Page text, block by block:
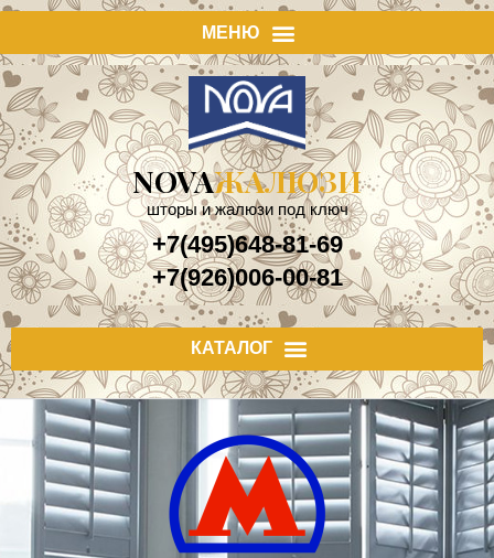
NOVAЖАЛЮЗИ
шторы и жалюзи под ключ
+7(495)648-81-69
+7(926)006-00-81